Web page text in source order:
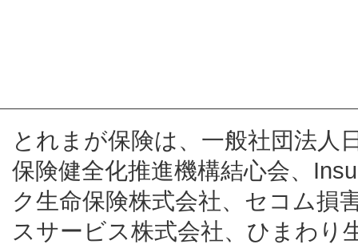
とれまが保険は、一般社団法人
保険健全化推進機構結心会、
ク生命保険株式会社、セコム損
スサービス株式会社、ひまわり